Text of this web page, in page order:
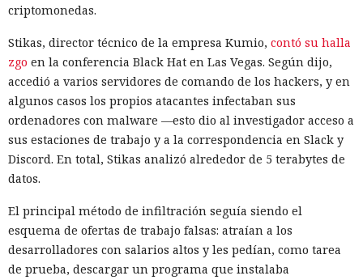
criptomonedas.
Stikas, director técnico de la empresa Kumio, contó su halla
zgo en la conferencia Black Hat en Las Vegas. Según dijo,
accedió a varios servidores de comando de los hackers, y en
algunos casos los propios atacantes infectaban sus
ordenadores con malware —esto dio al investigador acceso a
sus estaciones de trabajo y a la correspondencia en Slack y
Discord. En total, Stikas analizó alrededor de 5 terabytes de
datos.
El principal método de infiltración seguía siendo el
esquema de ofertas de trabajo falsas: atraían a los
desarrolladores con salarios altos y les pedían, como tarea
de prueba, descargar un programa que instalaba